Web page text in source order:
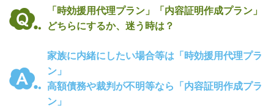
「時効援用代理プラン」「内容証明作成プラン」
どちらにするか、迷う時は？
家族に内緒にしたい場合等は「時効援用代理プラ
ン」
高額債務や裁判が不明等なら「内容証明作成プラ
ン」